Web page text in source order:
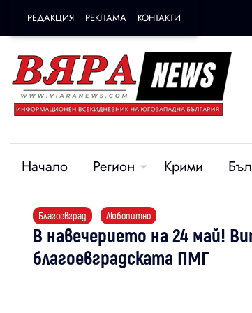
РЕДАКЦИЯ РЕКЛАМА КОНТАКТИ
Начало Регион Крими
Благоевград Любопитно
В навечерието на 24 май!
благоевградската ПМГ